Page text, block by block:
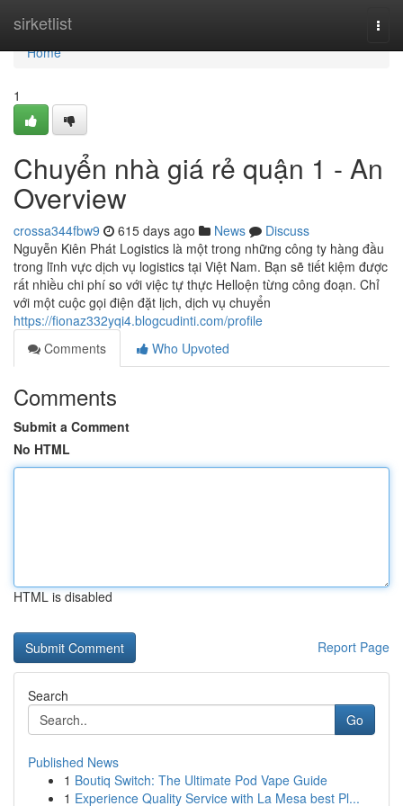
sirketlist
Home
Home
1
Chuyển nhà giá rẻ quận 1 - An
Overview
crossa344fbw9 615 days ago News
Discuss
Nguyễn Kiên Phát Logistics là một trong những công ty hàng đầu
trong lĩnh vực dịch vụ logistics tại Việt Nam. Bạn sẽ tiết kiệm được
rất nhiều chi phí so với việc tự thực Helloện từng công đoạn. Chỉ
với một cuộc gọi điện đặt lịch, dịch vụ chuyển
https://fionaz332yqi4.blogcudinti.com/profile
Comments
Who Upvoted
Comments
Submit a Comment
No HTML
HTML is disabled
Report Page
Search
Go
Published News
1 Boutiq Switch: The Ultimate Pod Vape Guide
1 Experience Quality Service with La Mesa best Pl...